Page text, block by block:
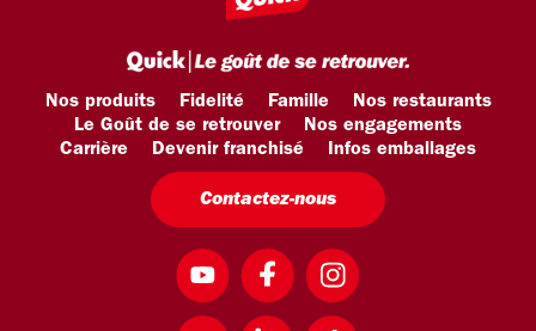
Nos produits Fidelité Famille
Nos restaurants
Le Goût de se retrouver
Nos engagements
Carrière
Devenir franchisé Infos emballages
Contactez-nous